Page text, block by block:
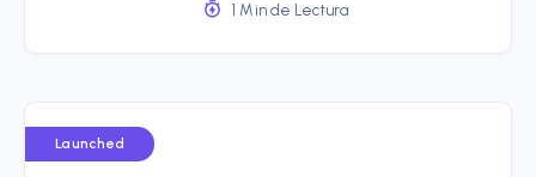
1 Min de Lectura
Launched